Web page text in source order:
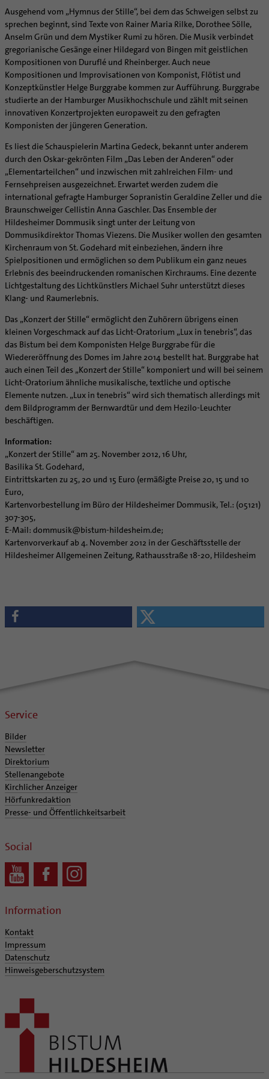
Ehe - Familie - Geschlechtergerechtigkeit
Kategoriale und Diakonale Seelsorge
Notfall
Polizei- und Feuerwehr
Schule
Gefängnisseelsorge
Segensorte
Veranstaltungen
Coaching
Aufbrüche in der Kirche
Ehrenamtliche
KirchenZeitung online
Verwaltungsbeauftragte / Verwaltungsleitungen in
Pfarrgemeinden
Ausgehend vom „Hymnus der Stille“, bei dem das Schweigen selbst zu
sprechen beginnt, sind Texte von Rainer Maria Rilke, Dorothee Sölle,
Anselm Grün und dem Mystiker Rumi zu hören. Die Musik verbindet
gregorianische Gesänge einer Hildegard von Bingen mit geistlichen
Kompositionen von Duruflé und Rheinberger. Auch neue
Kompositionen und Improvisationen von Komponist, Flötist und
Konzeptkünstler Helge Burggrabe kommen zur Aufführung. Burggrabe
studierte an der Hamburger Musikhochschule und zählt mit seinen
innovativen Konzertprojekten europaweit zu den gefragten
Komponisten der jüngeren Generation.
Es liest die Schauspielerin Martina Gedeck, bekannt unter anderem
durch den Oskar-gekrönten Film „Das Leben der Anderen“ oder
„Elementarteilchen“ und inzwischen mit zahlreichen Film- und
Fernsehpreisen ausgezeichnet. Erwartet werden zudem die
international gefragte Hamburger Sopranistin Geraldine Zeller und die
Braunschweiger Cellistin Anna Gaschler. Das Ensemble der
Hildesheimer Dommusik singt unter der Leitung von
Dommusikdirektor Thomas Viezens. Die Musiker wollen den gesamten
Kirchenraum von St. Godehard mit einbeziehen, ändern ihre
Spielpositionen und ermöglichen so dem Publikum ein ganz neues
Erlebnis des beeindruckenden romanischen Kirchraums. Eine dezente
Lichtgestaltung des Lichtkünstlers Michael Suhr unterstützt dieses
Klang- und Raumerlebnis.
Das „Konzert der Stille“ ermöglicht den Zuhörern übrigens einen
kleinen Vorgeschmack auf das Licht-Oratorium „Lux in tenebris“, das
das Bistum bei dem Komponisten Helge Burggrabe für die
Wiedereröffnung des Domes im Jahre 2014 bestellt hat. Burggrabe hat
auch einen Teil des „Konzert der Stille“ komponiert und will bei seinem
Licht-Oratorium ähnliche musikalische, textliche und optische
Elemente nutzen. „Lux in tenebris“ wird sich thematisch allerdings mit
dem Bildprogramm der Bernwardtür und dem Hezilo-Leuchter
beschäftigen.
Information:
„Konzert der Stille“ am 25. November 2012, 16 Uhr,
Basilika St. Godehard,
Eintrittskarten zu 25, 20 und 15 Euro (ermäßigte Preise 20, 15 und 10
Euro,
Kartenvorbestellung im Büro der Hildesheimer Dommusik, Tel.: (05121)
307-305,
E-Mail: dommusik@bistum-hildesheim.de;
Kartenvorverkauf ab 4. November 2012 in der Geschäftsstelle der
Hildesheimer Allgemeinen Zeitung, Rathausstraße 18-20, Hildesheim
Service
Bilder
Newsletter
Direktorium
Stellenangebote
Kirchlicher Anzeiger
Hörfunkredaktion
Presse- und Öffentlichkeitsarbeit
Social
Information
Kontakt
Impressum
Datenschutz
Hinweisgeberschutzsystem